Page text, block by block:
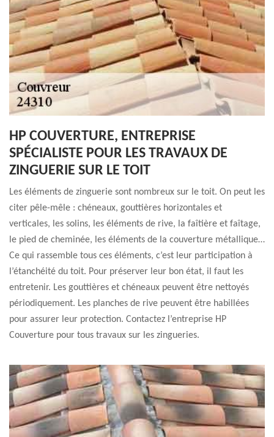
HP COUVERTURE, ENTREPRISE
SPÉCIALISTE POUR LES TRAVAUX DE
ZINGUERIE SUR LE TOIT
Les éléments de zinguerie sont nombreux sur le toit. On peut les
citer pêle-mêle : chéneaux, gouttières horizontales et
verticales, les solins, les éléments de rive, la faîtière et faîtage,
le pied de cheminée, les éléments de la couverture métallique…
Ce qui rassemble tous ces éléments, c’est leur participation à
l’étanchéité du toit. Pour préserver leur bon état, il faut les
entretenir. Les gouttières et chéneaux peuvent être nettoyés
périodiquement. Les planches de rive peuvent être habillées
pour assurer leur protection. Contactez l’entreprise HP
Couverture pour tous travaux sur les zingueries.